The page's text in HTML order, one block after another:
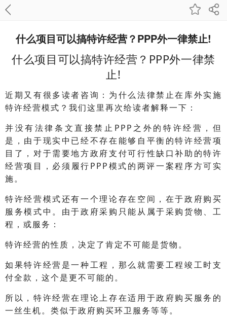
什么项目可以搞特许经营？PPP外一律禁止!
什么项目可以搞特许经营？PPP外一律禁
止!
近期又有很多读者咨询：为什么法律禁止在库外实施
特许经营模式？我们这里再次给读者解释一下：
并没有法律条文直接禁止PPP之外的特许经营，但
是，由于现实中已经不存在能够自平衡的特许经营项
目了，对于需要地方政府支付可行性缺口补助的特许
经营项目，必须履行PPP模式的两评一案程序方可实
施。
特许经营模式还有一个理论存在空间，在于政府购买
服务模式中。由于政府采购只能从属于采购货物、工
程，或服务：
特许经营的性质，决定了肯定不可能是货物。
如果特许经营是一种工程，那么就需要工程竣工时支
付全款，这个是更不可能的。
所以，特许经营在理论上存在适用于政府购买服务的
一丝生机。类似于政府购买环卫服务等等。